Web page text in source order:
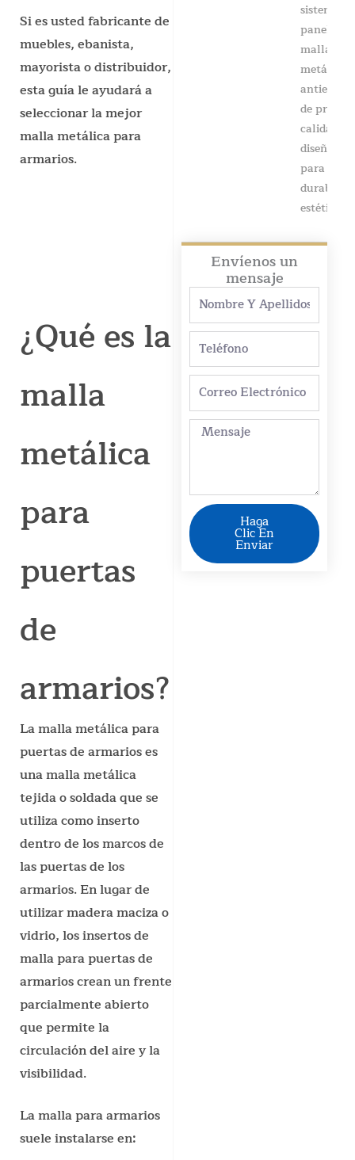
Si es usted fabricante de
muebles, ebanista,
mayorista o distribuidor,
esta guía le ayudará a
seleccionar la mejor
malla metálica para
armarios.
¿Qué es la
malla
metálica
para
puertas
de
armarios?
La malla metálica para
puertas de armarios es
una malla metálica
tejida o soldada que se
utiliza como inserto
dentro de los marcos de
las puertas de los
armarios. En lugar de
utilizar madera maciza o
vidrio, los insertos de
malla para puertas de
armarios crean un frente
parcialmente abierto
que permite la
circulación del aire y la
visibilidad.
La malla para armarios
suele instalarse en:
sistema de
paneles
malla
metálica
de
calidad
diseñado
para
estética...
Envíenos un
mensaje
Nombre
apellidos
Teléfono
Correo
Mensaje
Haga
Clic En
Enviar